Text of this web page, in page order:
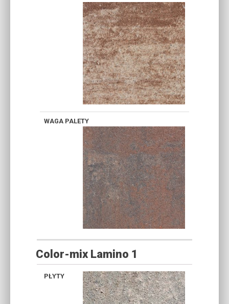
Color-mix Lamino 1
WAPIEŃ
DEWOŃSKI
WAPIEŃ
MUSZLOWY